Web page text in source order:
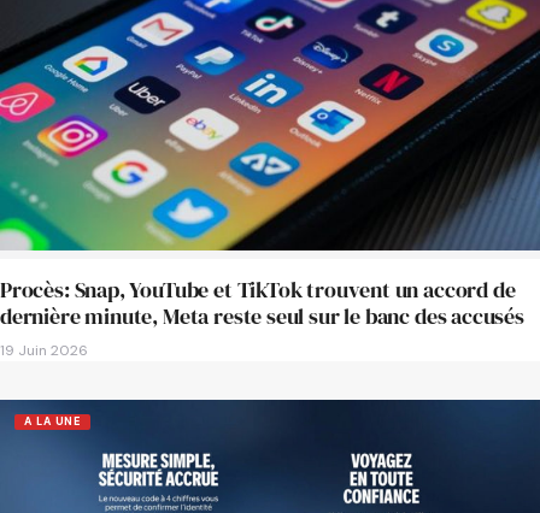
Procès: Snap, YouTube et TikTok trouvent un accord de
dernière minute, Meta reste seul sur le banc des accusés
19 Juin 2026
A LA UNE